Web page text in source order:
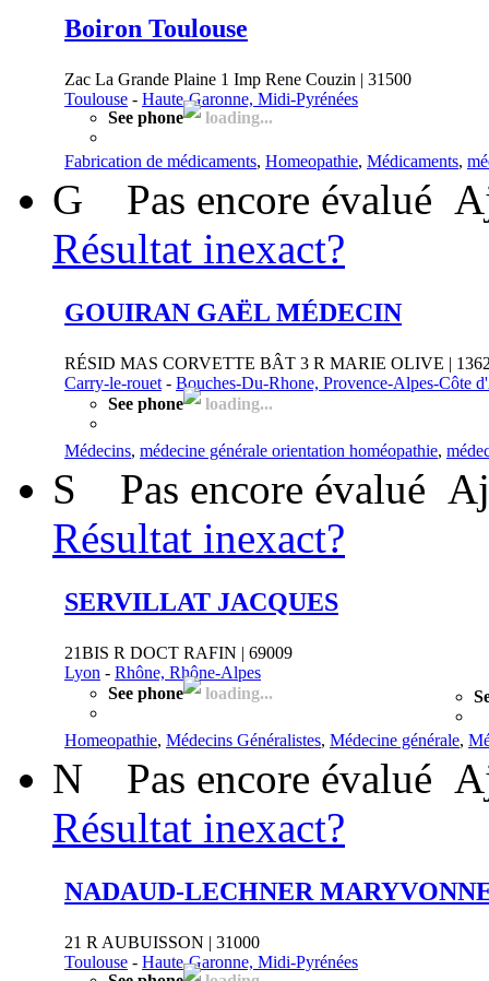
Boiron Toulouse
Zac La Grande Plaine 1 Imp Rene Couzin | 31500
Toulouse - Haute-Garonne, Midi-Pyrénées
See phone
loading...
Fabrication de médicaments, Homeopathie, Médicaments,
G Pas encore évalué
Résultat inexact?
GOUIRAN GAËL MÉDECIN
RÉSID MAS CORVETTE BÂT 3 R MARIE OLIVE |
Carry-le-rouet - Bouches-Du-Rhone, Provence-Alpes-Côte
See phone
loading...
Médecins, médecine générale orientation homéopathie,
S Pas encore évalué
Résultat inexact?
SERVILLAT JACQUES
21BIS R DOCT RAFIN | 69009
Lyon - Rhône, Rhône-Alpes
See phone
loading...
Homeopathie, Médecins Généralistes, Médecine générale,
N Pas encore évalué
Résultat inexact?
NADAUD-LECHNER
21 R AUBUISSON | 31000
Toulouse - Haute-Garonne, Midi-Pyrénées